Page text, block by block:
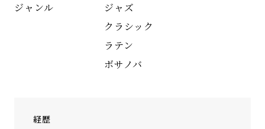
ジャンル
ジャズ
クラシック
ラテン
ボサノバ
経歴